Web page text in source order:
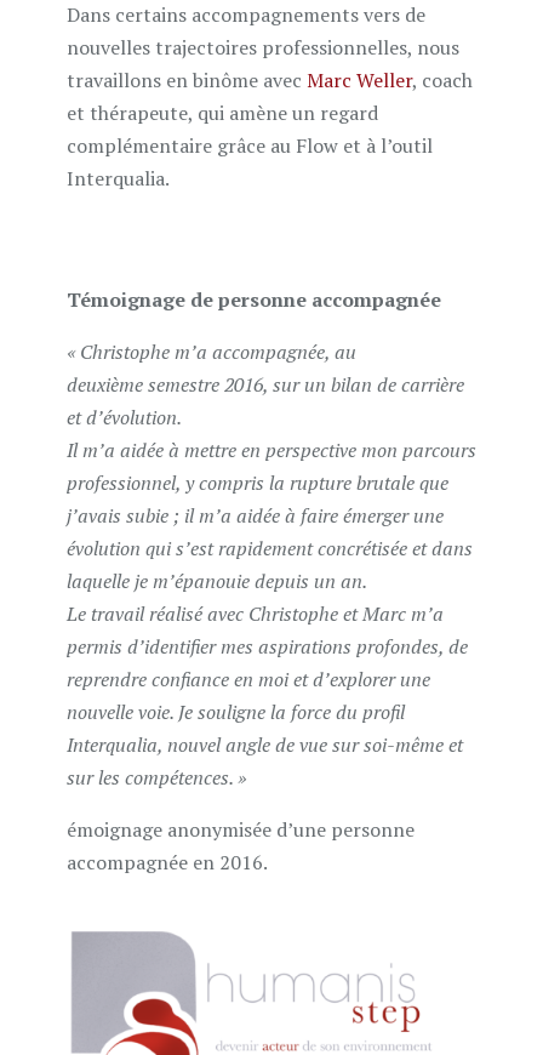
Dans certains accompagnements vers de
nouvelles trajectoires professionnelles, nous
travaillons en binôme avec Marc Weller, coach
et thérapeute, qui amène un regard
complémentaire grâce au Flow et à l’outil
Interqualia.
Témoignage de personne accompagnée
« Christophe m’a accompagnée, au
deuxième semestre 2016, sur un bilan de carrière
et d’évolution.
Il m’a aidée à mettre en perspective mon parcours
professionnel, y compris la rupture brutale que
j’avais subie ; il m’a aidée à faire émerger une
évolution qui s’est rapidement concrétisée et dans
laquelle je m’épanouie depuis un an.
Le travail réalisé avec Christophe et Marc m’a
permis d’identifier mes aspirations profondes, de
reprendre confiance en moi et d’explorer une
nouvelle voie. Je souligne la force du profil
Interqualia, nouvel angle de vue sur soi-même et
sur les compétences. »
émoignage anonymisée d’une personne
accompagnée en 2016.